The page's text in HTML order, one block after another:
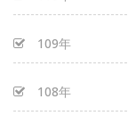
109年
108年